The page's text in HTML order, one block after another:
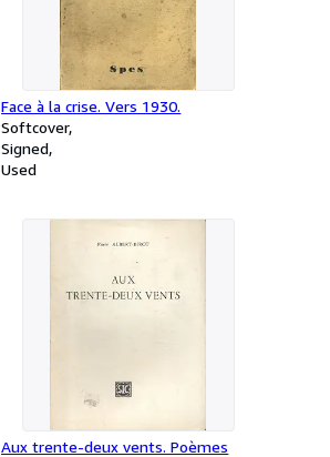
Face à la crise. Vers 1930.
Softcover
Signed
Used
Aux trente-deux vents. Poèmes